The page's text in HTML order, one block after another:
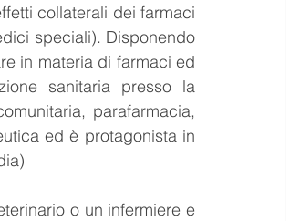
collaterali dei farmaci
speciali). Disponendo
in materia di farmaci ed
sanitaria presso la
parafarmacia,
ed è protagonista in
o un infermiere e